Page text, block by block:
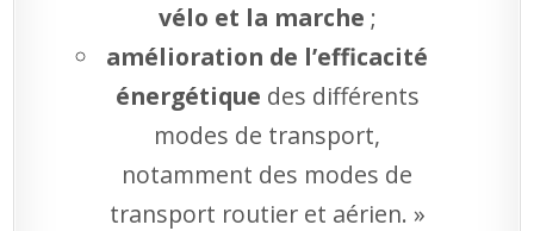
vélo et la marche ;
amélioration de l’efficacité
énergétique des différents
modes de transport,
notamment des modes de
transport routier et aérien. »